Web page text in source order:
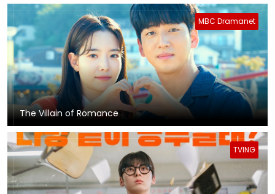
MBC Dramanet
The Villain of Romance
TVING